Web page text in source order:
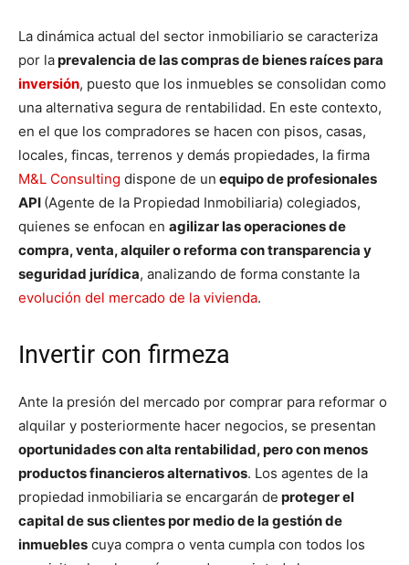
La dinámica actual del sector inmobiliario se caracteriza
por laprevalencia de las compras de bienes raíces para
inversión, puesto que los inmuebles se consolidan como
una alternativa segura de rentabilidad. En este contexto,
en el que los compradores se hacen con pisos, casas,
locales, fincas, terrenos y demás propiedades, la firma
M&L Consulting dispone de un equipo de profesionales
API (Agente de la Propiedad Inmobiliaria) colegiados,
quienes se enfocan en agilizar las operaciones de
compra, venta, alquiler o reforma con transparencia y
seguridad jurídica, analizando de forma constante la
evolución del mercado de la vivienda.
Invertir con firmeza
Ante la presión del mercado por comprar para reformar o
alquilar y posteriormente hacer negocios, se presentan
oportunidades con alta rentabilidad, pero con menos
productos financieros alternativos. Los agentes de la
propiedad inmobiliaria se encargarán de proteger el
capital de sus clientes por medio de la gestión de
inmuebles cuya compra o venta cumpla con todos los